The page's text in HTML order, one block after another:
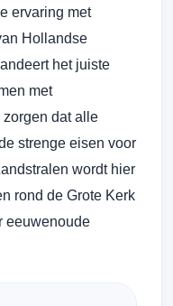
ervaring met
Hollandse
het juiste
met
zorgen dat alle
strenge eisen voor
wordt hier
rond de Grote Kerk
eeuwenoude